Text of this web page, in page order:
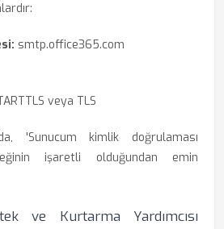
smtp.office365.com
veya TLS
'Sunucum kimlik doğrulaması
işaretli olduğundan emin
ve Kurtarma Yardımcısı